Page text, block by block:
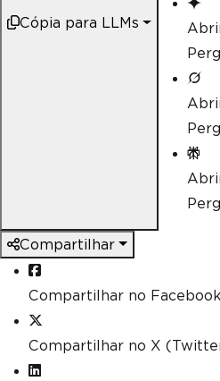
Cópia para LLMs
Compartilhar
Compartilhar no Facebook
Compartilhar no X